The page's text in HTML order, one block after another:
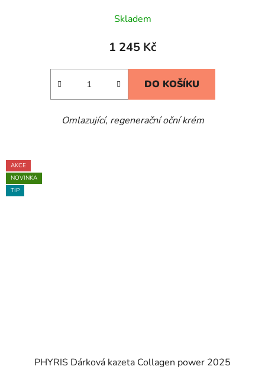
Skladem
1 245 Kč
DO KOŠÍKU
Omlazující, regenerační oční krém
AKCE
NOVINKA
TIP
PHYRIS Dárková kazeta Collagen power 2025